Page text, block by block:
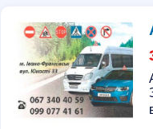
Курси з охорони праці
Курси фармацевта
Комп'ютерні курси
Курси звукорежисерів